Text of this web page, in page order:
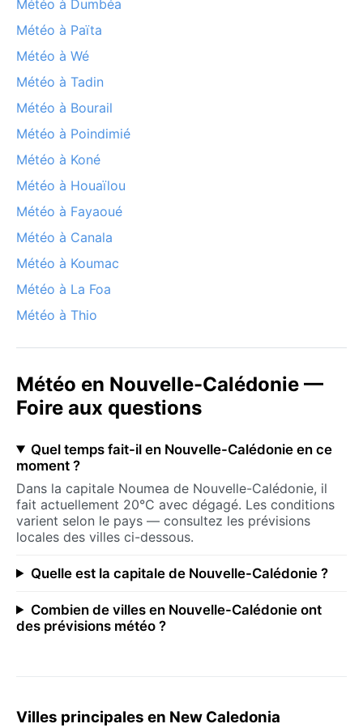
Météo à Dumbéa
Météo à Païta
Météo à Wé
Météo à Tadin
Météo à Bourail
Météo à Poindimié
Météo à Koné
Météo à Houaïlou
Météo à Fayaoué
Météo à Canala
Météo à Koumac
Météo à La Foa
Météo à Thio
Météo en Nouvelle-Calédonie —
Foire aux questions
Quel temps fait-il en Nouvelle-Calédonie en ce
moment ?
Dans la capitale Noumea de Nouvelle-Calédonie, il
fait actuellement 20°C avec dégagé. Les conditions
varient selon le pays — consultez les prévisions
locales des villes ci-dessous.
Quelle est la capitale de Nouvelle-Calédonie ?
Combien de villes en Nouvelle-Calédonie ont
des prévisions météo ?
Villes principales en New Caledonia